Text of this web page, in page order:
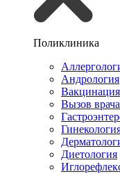
Поликлиника
Андрология
Вакцинация
Вызов
Диетология